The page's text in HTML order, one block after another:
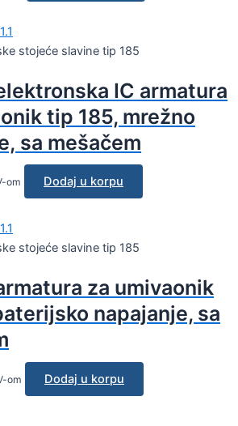
stojeće slavine tip 185
IC armatura
tip 185, mrežno
sa mešačem
om Dodaj u korpu
stojeće slavine tip 185
za umivaonik
napajanje, sa
om Dodaj u korpu